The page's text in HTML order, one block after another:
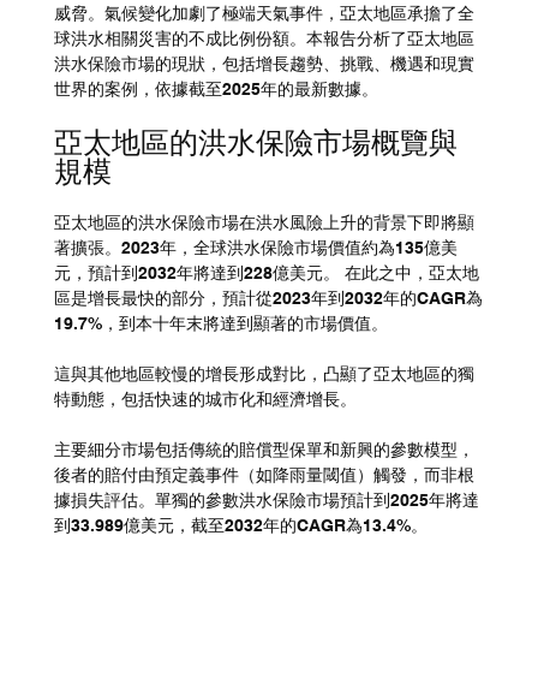
威脅。氣候變化加劇了極端天氣事件，亞太地區承擔了全
球洪水相關災害的不成比例份額。本報告分析了亞太地區
洪水保險市場的現狀，包括增長趨勢、挑戰、機遇和現實
世界的案例，依據截至2025年的最新數據。
亞太地區的洪水保險市場概覽與
規模
亞太地區的洪水保險市場在洪水風險上升的背景下即將顯
著擴張。2023年，全球洪水保險市場價值約為135億美
元，預計到2032年將達到228億美元。 在此之中，亞太地
區是增長最快的部分，預計從2023年到2032年的CAGR為
19.7%，到本十年末將達到顯著的市場價值。
這與其他地區較慢的增長形成對比，凸顯了亞太地區的獨
特動態，包括快速的城市化和經濟增長。
主要細分市場包括傳統的賠償型保單和新興的參數模型，
後者的賠付由預定義事件（如降雨量閾值）觸發，而非根
據損失評估。單獨的參數洪水保險市場預計到2025年將達
到33.989億美元，截至2032年的CAGR為13.4%。